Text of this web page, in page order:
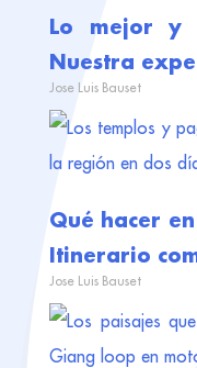
Lo mejor y
Nuestra
Jose Luis Bauset
Qué hacer
Itinerario
Jose Luis Bauset